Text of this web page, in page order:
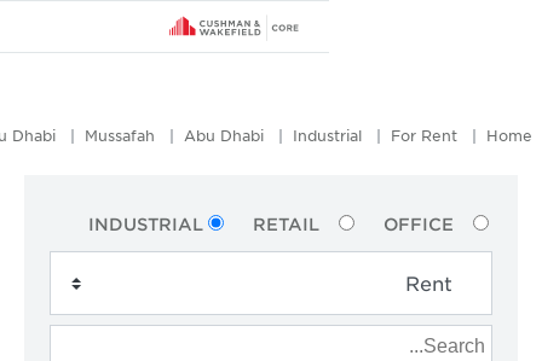
Abu Dhabi
Mussafah
ICAD - Industrial City Of Abu Dhabi
RETAIL
INDUSTRIAL